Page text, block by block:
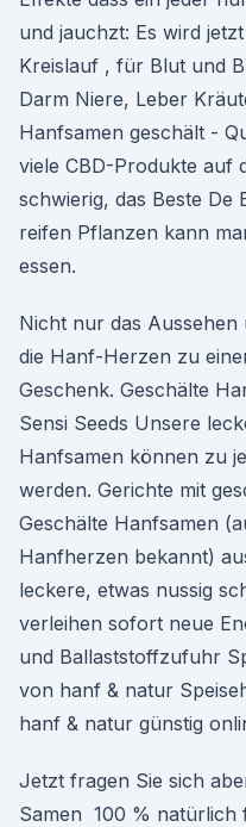
und jauchzt: Es wird
Kreislauf , für Blut und
Darm Niere, Leber
Hanfsamen geschält -
viele CBD-Produkte auf
schwierig, das Beste De
reifen Pflanzen kann
essen.
Nicht nur das Aussehen
die Hanf-Herzen zu
Geschenk. Geschälte
Sensi Seeds Unsere
Hanfsamen können zu
werden. Gerichte mit
Geschälte Hanfsamen
Hanfherzen bekannt)
leckere, etwas nussig
verleihen sofort neue
und Ballaststoffzufuhr
von hanf & natur
hanf & natur günstig
Jetzt fragen Sie sich
Samen 100 % natürlich